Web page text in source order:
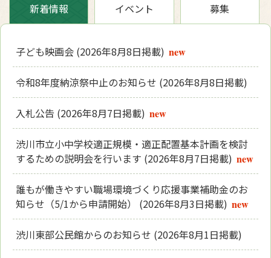
新着情報 イベント 募集
子ども映画会 (2026年8月8日掲載) new
令和8年度納涼祭中止のお知らせ (2026年8月8日掲載)
入札公告 (2026年8月7日掲載) new
渋川市立小中学校適正規模・適正配置基本計画を検討
するための説明会を行います (2026年8月7日掲載) new
誰もが働きやすい職場環境づくり応援事業補助金のお
知らせ（5/1から申請開始）
(2026年8月3日掲載) new
渋川東部公民館からのお知らせ (2026年8月1日掲載)